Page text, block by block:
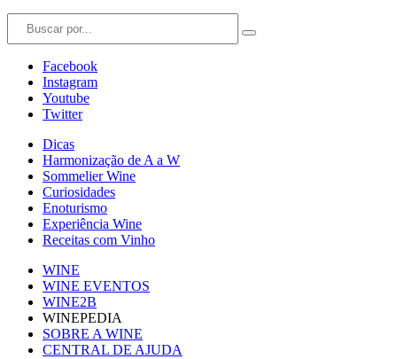
Facebook
Instagram
Youtube
Twitter
Dicas
Harmonização de A a W
Sommelier Wine
Curiosidades
Enoturismo
Experiência Wine
Receitas com Vinho
WINE
WINE EVENTOS
WINE2B
WINEPEDIA
SOBRE A WINE
CENTRAL DE AJUDA